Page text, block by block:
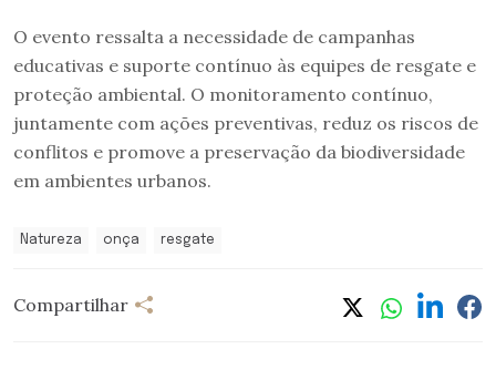
O evento ressalta a necessidade de campanhas
educativas e suporte contínuo às equipes de resgate e
proteção ambiental. O monitoramento contínuo,
juntamente com ações preventivas, reduz os riscos de
conflitos e promove a preservação da biodiversidade
em ambientes urbanos.
Natureza onça resgate
Compartilhar